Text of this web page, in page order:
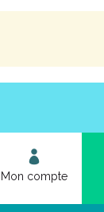
Mon compte